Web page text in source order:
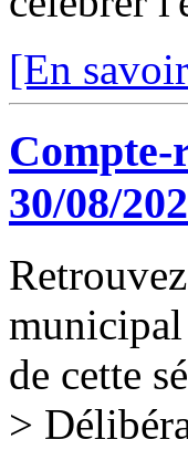
[En
Compte-
30/08/
de cette
>